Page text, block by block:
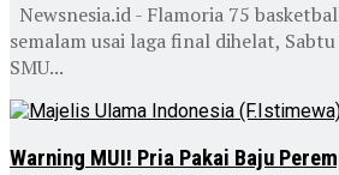
Newsnesia.id - Flamoria 75
semalam usai laga final dihelat,
SMU...
Warning MUI! Pria Pakai Baju